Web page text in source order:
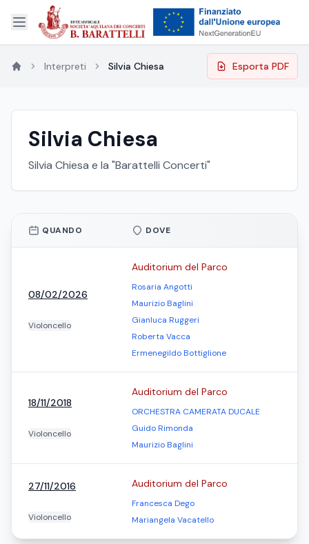
Interpreti Silvia Chiesa Esporta PDF
Silvia Chiesa
Silvia Chiesa e la "Barattelli Concerti"
QUANDO DOVE
08/02/2026
Violoncello
Auditorium del Parco
Rosaria Angotti
Maurizio Baglini
Gianluca Ruggeri
Roberta Vacca
Ermenegildo Bottiglione
18/11/2018
Violoncello
Auditorium del Parco
ORCHESTRA CAMERATA DUCALE
Guido Rimonda
Maurizio Baglini
27/11/2016
Violoncello
Auditorium del Parco
Francesca Dego
Mariangela Vacatello